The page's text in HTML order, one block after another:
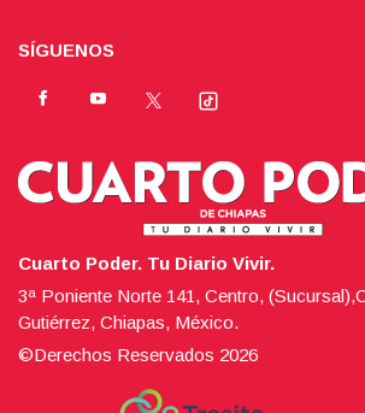
SÍGUENOS
Cuarto Poder. Tu Diario Vivir.
3ª Poniente Norte 141, Centro,
Gutiérrez, Chiapas, México.
©Derechos Reservados 2026